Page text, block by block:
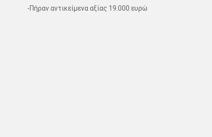
-Πήραν αντικείμενα αξίας 19.000 ευρώ